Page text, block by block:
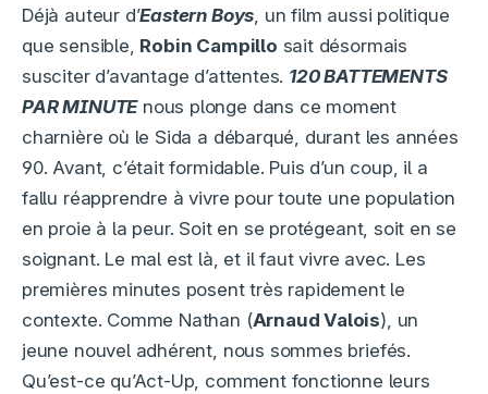
Déjà auteur d’Eastern Boys , un film aussi politique
que sensible, Robin Campillo sait désormais
susciter d’avantage d’attentes. 120 BATTEMENTS
PAR MINUTEnous plonge dans ce moment
charnière où le Sida a débarqué, durant les années
90. Avant, c’était formidable. Puis d’un coup, il a
fallu réapprendre à vivre pour toute une population
en proie à la peur. Soit en se protégeant, soit en se
soignant. Le mal est là, et il faut vivre avec. Les
premières minutes posent très rapidement le
contexte. Comme Nathan (Arnaud Valois), un
jeune nouvel adhérent, nous sommes briefés.
Qu’est-ce qu’Act-Up, comment fonctionne leurs